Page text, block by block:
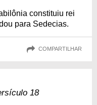
constituiu rei
para Sedecias.
COMPARTILHAR
18